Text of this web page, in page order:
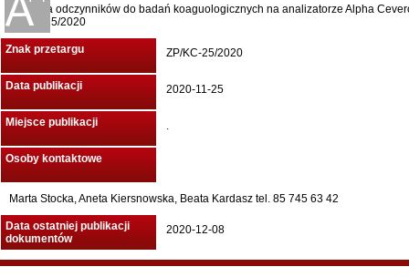
Dostawa odczynników do badań koaguologicznych na analizatorze Alpha
ZP/KC-25/2020
Znak przetargu ZP/KC-25/2020
Data publikacji 2020-11-25
Miejsce publikacji .
Osoby kontaktowe
Marta Stocka, Aneta Kiersnowska, Beata Kardasz tel. 85 745 63 42
Data ostatniej publikacji
dokumentów
2020-12-08